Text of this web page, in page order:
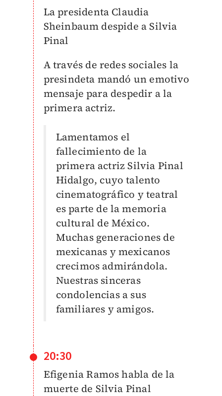
La presidenta Claudia
Sheinbaum despide a Silvia
Pinal
A través de redes sociales la
presindeta mandó un emotivo
mensaje para despedir a la
primera actriz.
Lamentamos el
fallecimiento de la
primera actriz Silvia Pinal
Hidalgo, cuyo talento
cinematográfico y teatral
es parte de la memoria
cultural de México.
Muchas generaciones de
mexicanas y mexicanos
crecimos admirándola.
Nuestras sinceras
condolencias a sus
familiares y amigos.
20:30
Efigenia Ramos habla de la
muerte de Silvia Pinal